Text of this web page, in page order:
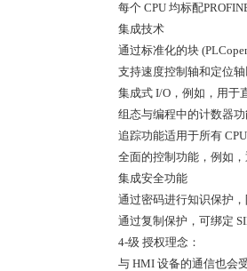
每个 CPU 均标配
集成技术
通过标准化的块
支持速度控制轴和定位
集成式 I/O，例如，用于
组态与编程中的计数器
追踪功能适用于所有
全面的控制功能，例如
集成安全功能
通过密码进行知识保护
通过复制保护，可绑定
4-级 授权理念：
与 HMI 设备的通信也会